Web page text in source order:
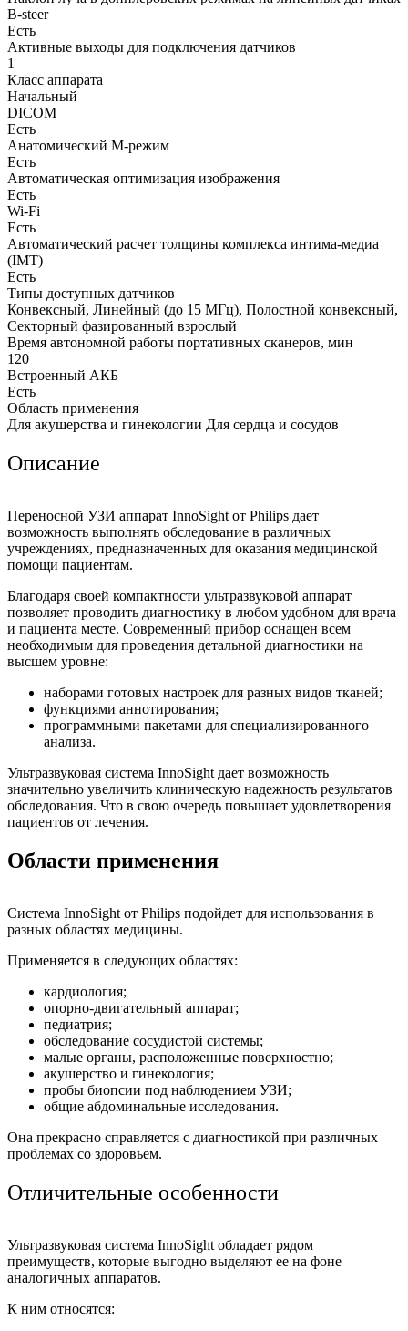
B-steer
Есть
Активные выходы для подключения датчиков
1
Класс аппарата
Начальный
DICOM
Есть
Анатомический М-режим
Есть
Автоматическая оптимизация изображения
Есть
Wi-Fi
Есть
Автоматический расчет толщины комплекса интима-медиа
(IMT)
Есть
Типы доступных датчиков
Конвексный, Линейный (до 15 МГц), Полостной конвексный,
Секторный фазированный взрослый
Время автономной работы портативных сканеров, мин
120
Встроенный АКБ
Есть
Область применения
Для акушерства и гинекологии Для сердца и сосудов
Описание
Переносной УЗИ аппарат InnoSight от Philips дает
возможность выполнять обследование в различных
учреждениях, предназначенных для оказания медицинской
помощи пациентам.
Благодаря своей компактности ультразвуковой аппарат
позволяет проводить диагностику в любом удобном для врача
и пациента месте. Современный прибор оснащен всем
необходимым для проведения детальной диагностики на
высшем уровне:
наборами готовых настроек для разных видов тканей;
функциями аннотирования;
программными пакетами для специализированного
анализа.
Ультразвуковая система InnoSight дает возможность
значительно увеличить клиническую надежность результатов
обследования. Что в свою очередь повышает удовлетворения
пациентов от лечения.
Области применения
Система InnoSight от Philips подойдет для использования в
разных областях медицины.
Применяется в следующих областях:
кардиология;
опорно-двигательный аппарат;
педиатрия;
обследование сосудистой системы;
малые органы, расположенные поверхностно;
акушерство и гинекология;
пробы биопсии под наблюдением УЗИ;
общие абдоминальные исследования.
Она прекрасно справляется с диагностикой при различных
проблемах со здоровьем.
Отличительные особенности
Ультразвуковая система InnoSight обладает рядом
преимуществ, которые выгодно выделяют ее на фоне
аналогичных аппаратов.
К ним относятся: